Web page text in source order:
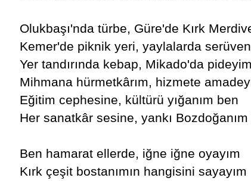
Olukbaşı'nda türbe, Güre'de Kırk
Kemer'de piknik yeri, yaylalarda serüven
Yer tandırında kebap, Mikado'da pideyim
Mihmana hürmetkârım, hizmete
Eğitim cephesine, kültürü yığanım ben
Her sanatkâr sesine, yankı Bozdoğanım
Ben hamarat ellerde, iğne iğne oyayım
Kırk çeşit bostanımın hangisini sayayım